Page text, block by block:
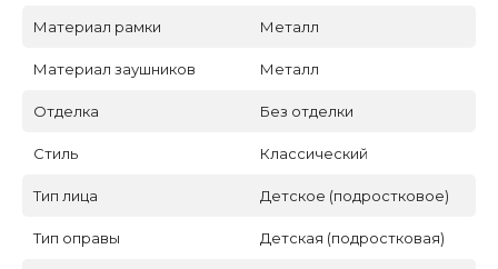
Материал рамки Металл
Материал заушников Металл
Отделка Без отделки
Стиль Классический
Тип лица Детское (подростковое)
Тип оправы Детская (подростковая)